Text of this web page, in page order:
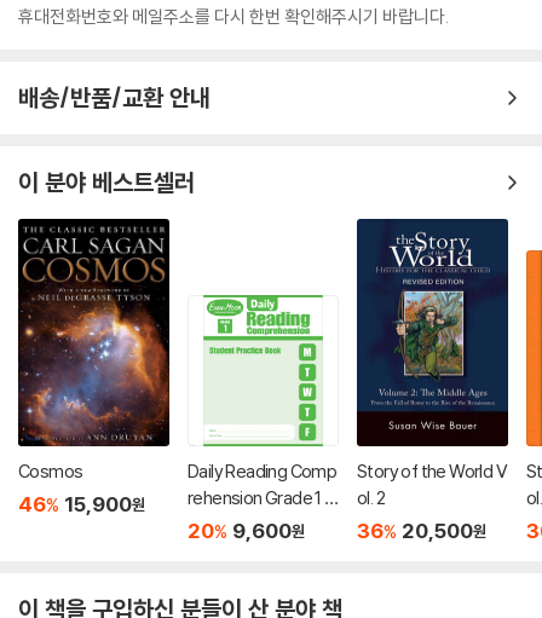
휴대전화번호와 메일주소를 다시 한번 확인해주시기 바랍니다.
배송/반품/교환 안내
이 분야 베스트셀러
Cosmos
46% 15,900원
Daily Reading Comp
rehension Grade 1 :
Student Practice Bo
20% 9,600원
Story of the World V
ol. 2
36% 20,500원
t
이 책을 구입하신 분들이 산 분야 책